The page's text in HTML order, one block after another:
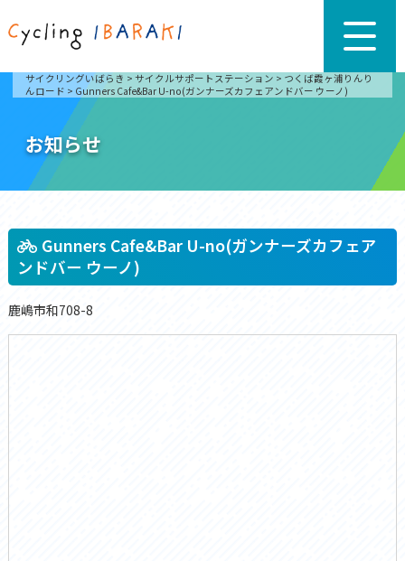
サイクリングいばらき > サイクルサポートステーション > つくば霞ヶ浦りんり
んロード > Gunners Cafe&Bar U-no(ガンナーズカフェアンドバー ウーノ)
お知らせ
Gunners Cafe&Bar U-no(ガンナーズカフェア
ンドバー ウーノ)
鹿嶋市和708-8